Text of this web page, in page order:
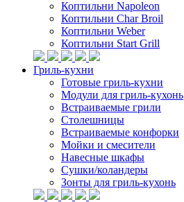
Коптильни Napoleon
Коптильни Char Broil
Коптильни Weber
Коптильни Start Grill
Гриль-кухни
Готовые гриль-кухни
Модули для гриль-кухонь
Встраиваемые грили
Столешницы
Встраиваемые конфорки
Мойки и смесители
Навесные шкафы
Сушки/коландеры
Зонты для гриль-кухонь